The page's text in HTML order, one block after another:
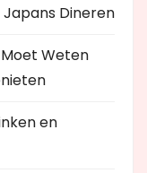
Dineren
Weten
en